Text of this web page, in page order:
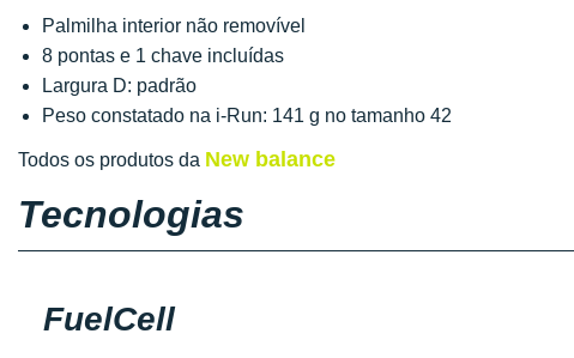
Palmilha interior não removível
8 pontas e 1 chave incluídas
Largura D: padrão
Peso constatado na i-Run: 141 g no tamanho 42
Todos os produtos da New balance
Tecnologias
FuelCell